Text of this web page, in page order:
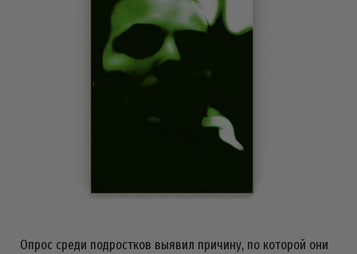
Опрос среди подростков выявил причину, по которой они